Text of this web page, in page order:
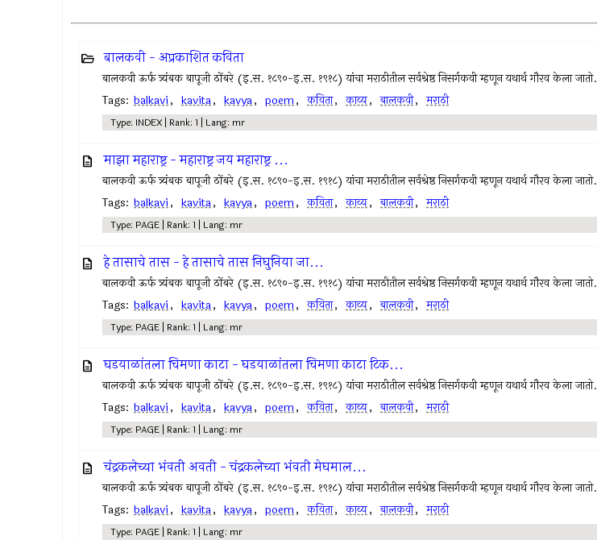
बालकवी - अप्रकाशित कविता
बालकवी ऊर्फ त्र्यंबक बापूजी ठोंबरे (इ.स. १८९०-इ.स. १९१८) यांचा मराठीतील सर्वश्रेष्ठ निसर्गकवी म्हणून यथार्थ गौरव केला जातो.
Tags: balkavi, kavita, kavya, poem, कविता, काव्य, बालकवी, मराठी
Type: INDEX | Rank: 1 | Lang: mr
माझा महाराष्ट्र - महाराष्ट्र जय महाराष्ट्र ...
बालकवी ऊर्फ त्र्यंबक बापूजी ठोंबरे (इ.स. १८९०-इ.स. १९१८) यांचा मराठीतील सर्वश्रेष्ठ निसर्गकवी म्हणून यथार्थ गौरव केला जातो.
Tags: balkavi, kavita, kavya, poem, कविता, काव्य, बालकवी, मराठी
Type: PAGE | Rank: 1 | Lang: mr
हे तासाचे तास - हे तासाचे तास निघुनिया जा...
बालकवी ऊर्फ त्र्यंबक बापूजी ठोंबरे (इ.स. १८९०-इ.स. १९१८) यांचा मराठीतील सर्वश्रेष्ठ निसर्गकवी म्हणून यथार्थ गौरव केला जातो.
Tags: balkavi, kavita, kavya, poem, कविता, काव्य, बालकवी, मराठी
Type: PAGE | Rank: 1 | Lang: mr
घडयाळांतला चिमणा काटा - घडयाळांतला चिमणा काटा टिक...
बालकवी ऊर्फ त्र्यंबक बापूजी ठोंबरे (इ.स. १८९०-इ.स. १९१८) यांचा मराठीतील सर्वश्रेष्ठ निसर्गकवी म्हणून यथार्थ गौरव केला जातो.
Tags: balkavi, kavita, kavya, poem, कविता, काव्य, बालकवी, मराठी
Type: PAGE | Rank: 1 | Lang: mr
चंद्रकलेच्या भंवती अवती - चंद्रकलेच्या भंवती मेघमाल...
बालकवी ऊर्फ त्र्यंबक बापूजी ठोंबरे (इ.स. १८९०-इ.स. १९१८) यांचा मराठीतील सर्वश्रेष्ठ निसर्गकवी म्हणून यथार्थ गौरव केला जातो.
Tags: balkavi, kavita, kavya, poem, कविता, काव्य, बालकवी, मराठी
Type: PAGE | Rank: 1 | Lang: mr